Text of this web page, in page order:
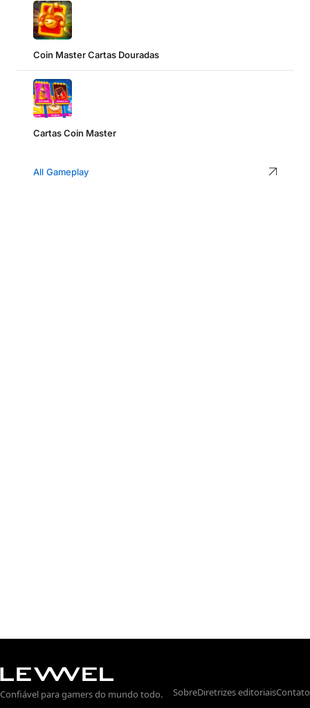
Coin Master Cartas Douradas
Cartas Coin Master
All Gameplay
Confiável para gamers do mundo todo. SobreDiretrizes editoriaisContato